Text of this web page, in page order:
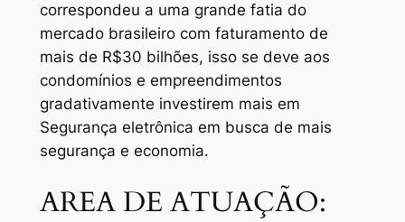
correspondeu a uma grande fatia do
mercado brasileiro com faturamento de
mais de R$30 bilhões, isso se deve aos
condomínios e empreendimentos
gradativamente investirem mais em
Segurança eletrônica em busca de mais
segurança e economia.
AREA DE ATUAÇÃO: